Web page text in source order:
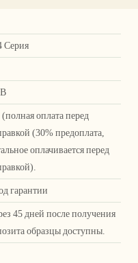
Серия
оплата перед
(30% предоплата,
оплачивается перед
гарантии
45 дней после получения
образцы доступны.